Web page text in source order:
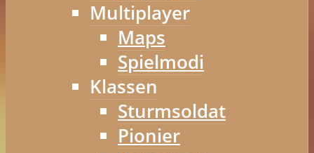
Multiplayer
Maps
Spielmodi
Klassen
Sturmsoldat
Pionier